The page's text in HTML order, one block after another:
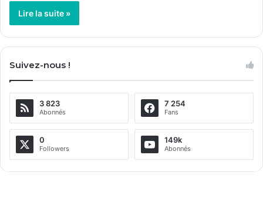
Lire la suite »
Suivez-nous !
3 823
Abonnés
7 254
Fans
0
Followers
149k
Abonnés